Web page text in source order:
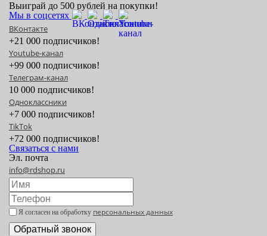
Выиграй до 500 рублей на покупки!
Мы в соцсетях
ВКонтакте
+21 000 подписчиков!
Youtube-канал
+99 000 подписчиков!
Телеграм-канал
10 000 подписчиков!
Одноклассники
+7 000 подписчиков!
TikTok
+72 000 подписчиков!
Связаться с нами
Эл. почта
info@rdshop.ru
Я согласен на обработку персональных данных